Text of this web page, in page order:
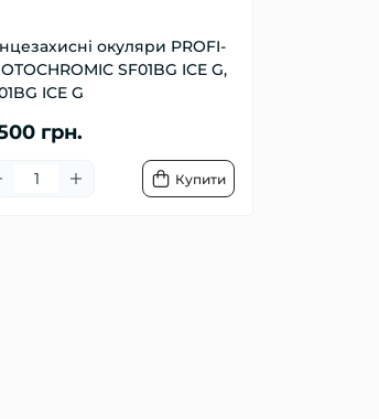
окуляри PROFI-
SF01BG ICE G,
ICE G
грн.
Купити